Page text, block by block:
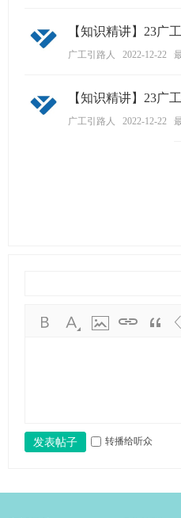
【知识精讲】23广
广工引路人 2022-12-22
【知识精讲】23广
广工引路人 2022-12-22
发表帖子 转播给听众